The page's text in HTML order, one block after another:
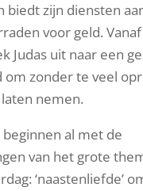
biedt zijn diensten
voor geld.
Judas uit naar een
zonder te veel
nemen.
beginnen al met de
van het grote
‘naastenliefde’